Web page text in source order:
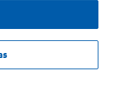
|
para